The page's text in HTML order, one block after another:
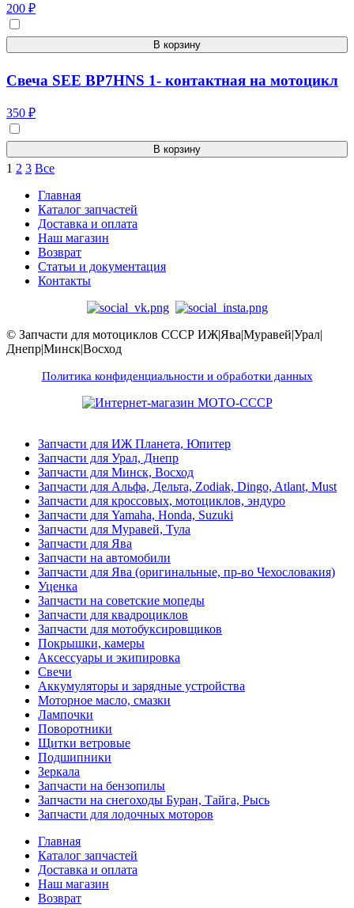
200 ₽
В корзину
Свеча SEE BP7HNS 1- контактная на мотоцикл
350 ₽
В корзину
1 2 3 Все
Главная
Каталог запчастей
Доставка и оплата
Наш магазин
Возврат
Статьи и документация
Контакты
© Запчасти для мотоциклов СССР ИЖ|Ява|Муравей|Урал|
Днепр|Минск|Восход
Политика конфиденциальности и обработки данных
Запчасти для ИЖ Планета, Юпитер
Запчасти для Урал, Днепр
Запчасти для Минск, Восход
Запчасти для Альфа, Дельта, Zodiak, Dingo, Atlant, Must
Запчасти для кроссовых, мотоциклов, эндуро
Запчасти для Yamaha, Honda, Suzuki
Запчасти для Муравей, Тула
Запчасти для Ява
Запчасти на автомобили
Запчасти для Ява (оригинальные, пр-во Чехословакия)
Уценка
Запчасти на советские мопеды
Запчасти для квадроциклов
Запчасти для мотобуксировщиков
Покрышки, камеры
Аксессуары и экипировка
Свечи
Аккумуляторы и зарядные устройства
Моторное масло, смазки
Лампочки
Поворотники
Щитки ветровые
Подшипники
Зеркала
Запчасти на бензопилы
Запчасти на снегоходы Буран, Тайга, Рысь
Запчасти для лодочных моторов
Главная
Каталог запчастей
Доставка и оплата
Наш магазин
Возврат